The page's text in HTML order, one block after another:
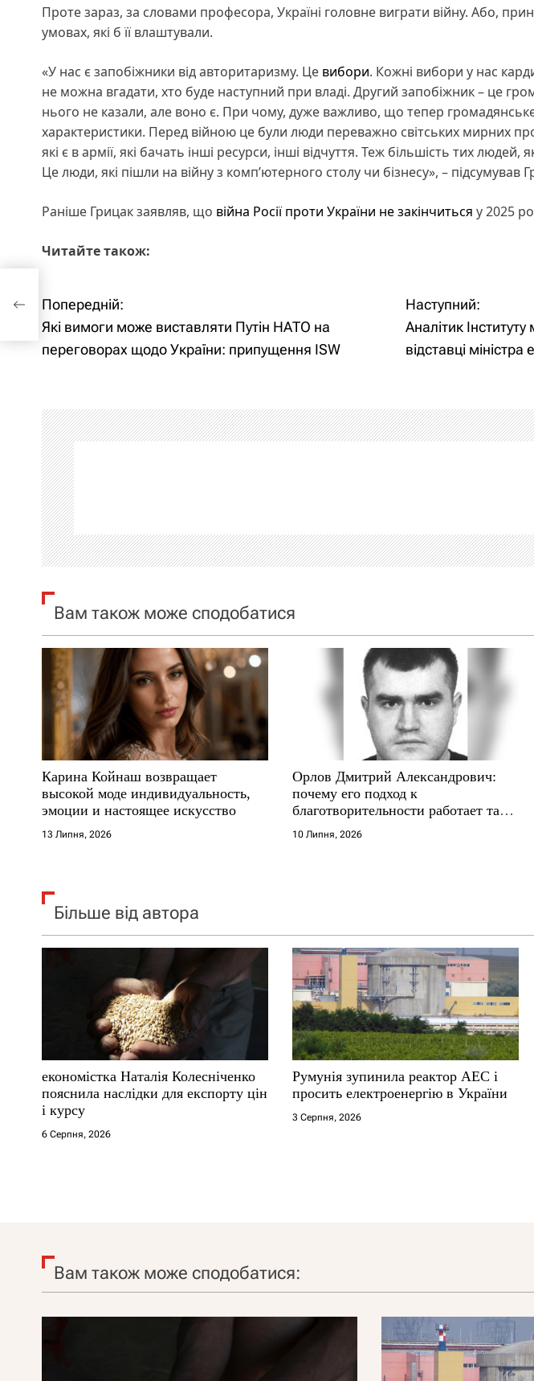
Проте зараз, за словами професора, Україні головне виграти війну. Або,
умовах, які б її влаштували.
«У нас є запобіжники від авторитаризму. Це вибори. Кожні вибори у нас
не можна вгадати, хто буде наступний при владі. Другий запобіжник – це
нього не казали, але воно є. При чому, дуже важливо, що тепер громадянське
характеристики. Перед війною це були люди переважно світських мирних
які є в армії, які бачать інші ресурси, інші відчуття. Теж більшість тих людей,
Це люди, які пішли на війну з комп’ютерного столу чи бізнесу», – підсумував
Раніше Грицак заявляв, що війна Росії проти України не закінчиться у 2025
Читайте також:
Н
а
і
г
а
ц
і
я
а
п
и
с
і
в
Попередній:
Які вимоги може виставляти Путін НАТО на
переговорах щодо України: припущення ISW
Наступний:
Аналітик
відставці міністра
Вам також може сподобатися
Карина Койнаш возвращает
высокой моде индивидуальность,
эмоции и настоящее искусство
13 Липня, 2026
Орлов Дмитрий Александрович:
почему его подход к
благотворительности работает там,
где другие не выдерживают
10 Липня, 2026
Більше від автора
економістка Наталія Колесніченко
пояснила наслідки для експорту цін
і курсу
6 Серпня, 2026
Румунія зупинила реактор АЕС і
просить електроенергію в України
3 Серпня, 2026
Вам також може сподобатися: